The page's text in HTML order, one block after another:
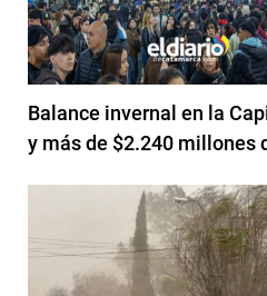
Balance invernal en la
y más de $2.240 millones